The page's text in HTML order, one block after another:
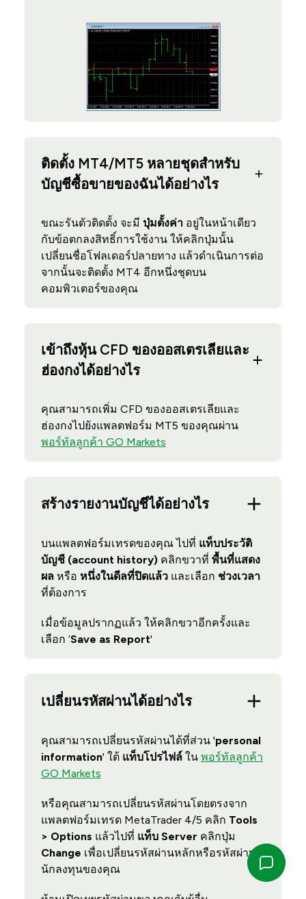
ติดตั้ง MT4/MT5 หลายชุดสำหรับ
บัญชีซื้อขายของฉันได้อย่างไร
ขณะรันตัวติดตั้ง จะมี ปุ่มตั้งค่าอยู่ในหน้าเดียว
กับข้อตกลงสิทธิ์การใช้งาน ให้คลิกปุ่มนั้น
เปลี่ยนชื่อโฟลเดอร์ปลายทาง แล้วดำเนินการต่อ
จากนั้นจะติดตั้ง MT4 อีกหนึ่งชุดบน
คอมพิวเตอร์ของคุณ
เข้าถึงหุ้น CFD ของออสเตรเลียและ
ฮ่องกงได้อย่างไร
คุณสามารถเพิ่ม CFD ของออสเตรเลียและ
ฮ่องกงไปยังแพลตฟอร์ม MT5 ของคุณผ่าน
พอร์ทัลลูกค้า GO Markets
สร้างรายงานบัญชีได้อย่างไร
บนแพลตฟอร์มเทรดของคุณ ไปที่ แท็บประวัติ
บัญชี (account history)คลิกขวาที่ พื้นที่แสดง
ผลหรือ หนึ่งในดีลที่ปิดแล้วและเลือก ช่วงเวลา
ที่ต้องการ
เมื่อข้อมูลปรากฏแล้ว ให้คลิกขวาอีกครั้งและ
เลือก ‘Save as Report'
เปลี่ยนรหัสผ่านได้อย่างไร
คุณสามารถเปลี่ยนรหัสผ่านได้ที่ส่วน 'personal
information' ใต้ แท็บโปรไฟล์ใน พอร์ทัลลูกค้า
GO Markets
หรือคุณสามารถเปลี่ยนรหัสผ่านโดยตรงจาก
แพลตฟอร์มเทรด MetaTrader 4/5 คลิก Tools
> Options แล้วไปที่ แท็บ Server คลิกปุ่ม
Change เพื่อเปลี่ยนรหัสผ่านหลักหรือรหัสผ่าน
นักลงทุนของคุณ